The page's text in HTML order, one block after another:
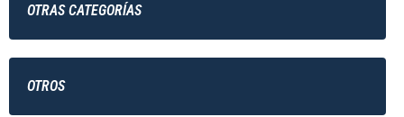
OTRAS CATEGORÍAS
OTROS